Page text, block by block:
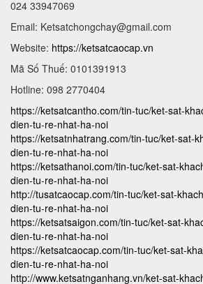
024 33947069
Email: Ketsatchongchay@gmail.com
Website: https://ketsatcaocap.vn
Mã Số Thuế: 0101391913
Hotline: 098 2770404
https://ketsatcantho.com/tin-tuc/ket-sat-
dien-tu-re-nhat-ha-noi
https://ketsatnhatrang.com/tin-tuc/ket-sat-
dien-tu-re-nhat-ha-noi
https://ketsathanoi.com/tin-tuc/ket-sat-
dien-tu-re-nhat-ha-noi
http://tusatcaocap.com/tin-tuc/ket-sat-
dien-tu-re-nhat-ha-noi
https://ketsatsaigon.com/tin-tuc/ket-sat-
dien-tu-re-nhat-ha-noi
https://ketsatcaocap.com/tin-tuc/ket-sat-
dien-tu-re-nhat-ha-noi
http://www.ketsatnganhang.vn/ket-sat-